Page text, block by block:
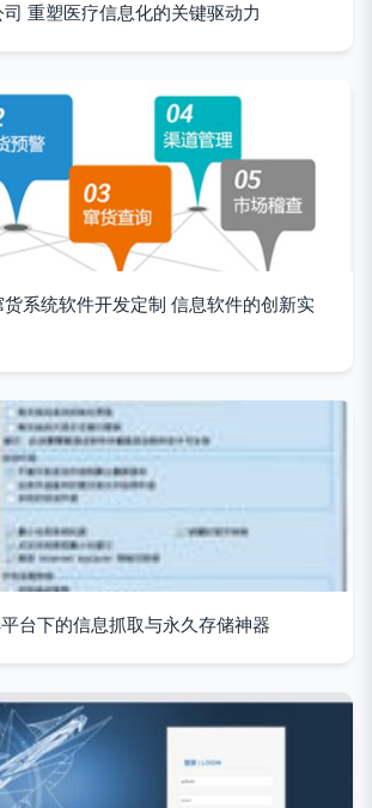
重塑医疗信息化的关键驱动力
系统软件开发定制 信息软件的创新实
台下的信息抓取与永久存储神器